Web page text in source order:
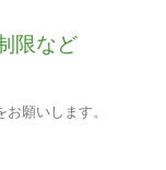
限など
願いします。